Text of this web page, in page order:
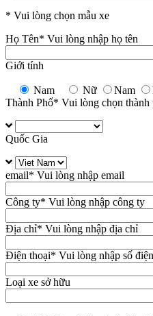
* Vui lòng chọn mẫu xe
Họ Tên* Vui lòng nhập họ tên
Giới tính
Nam Nữ Nam
Thành Phố* Vui lòng chọn thành
Quốc Gia
email* Vui lòng nhập email
Công ty* Vui lòng nhập công ty
Địa chỉ* Vui lòng nhập địa chỉ
Điện thoại* Vui lòng nhập số
Loại xe sở hữu